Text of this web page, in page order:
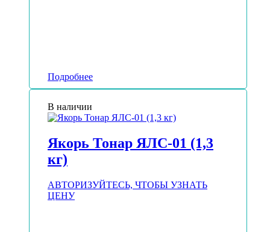
Подробнее
В наличии
Якорь Тонар ЯЛС-01 (1,3
кг)
АВТОРИЗУЙТЕСЬ, ЧТОБЫ УЗНАТЬ
ЦЕНУ